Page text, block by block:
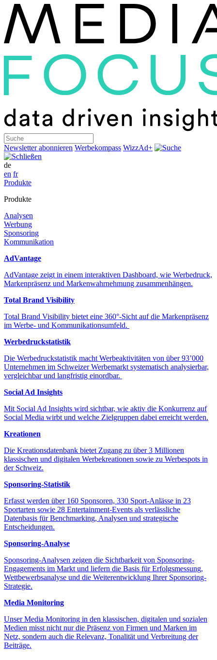
Newsletter abonnieren Werbekompass WizzAd+ Suche
de
en fr
Produkte
Produkte
Analysen
Werbung
Sponsoring
Kommunikation
AdVantage
AdVantage zeigt in einem interaktiven Dashboard, wie Werbedruck,
Markenpräsenz und Markenwahrnehmung zusammenhängen.
Total Brand Visibility
Total Brand Visibility bietet eine 360°-Sicht auf die Markenpräsenz
im Werbe- und Kommunikationsumfeld.
Werbedruckstatistik
Die Werbedruckstatistik macht Werbeaktivitäten von über 93’000
Unternehmen im Schweizer Werbemarkt systematisch analysierbar,
vergleichbar und langfristig einordbar.
Social Ad Insights
Mit Social Ad Insights wird sichtbar, wie aktiv die Konkurrenz auf
Social Media wirbt und welche Zielgruppen dabei erreicht werden.
Kreationen
Die Kreationsdatenbank bietet Zugang zu über 3 Millionen
klassischen und digitalen Werbekreationen sowie zu Werbespots in
der Schweiz.
Sponsoring-Statistik
Erfasst werden über 160 Sponsoren, 330 Sport-Anlässe in 23
Sportarten sowie 28 Entertainment-Events als verlässliche
Datenbasis für Benchmarking, Analysen und strategische
Entscheidungen.
Sponsoring-Analyse
Sponsoring-Analysen zeigen die Sichtbarkeit von Sponsoring-
Engagements im Markt und liefern die Basis für Erfolgsmessung,
Wettbewerbsanalyse und die Weiterentwicklung Ihrer Sponsoring-
Strategie.
Media Monitoring
Unser Media Monitoring in den klassischen, digitalen und sozialen
Medien misst nicht nur die Präsenz von Firmen und Marken im
Netz, sondern auch die Relevanz, Tonalität und Verbreitung der
Beiträge.